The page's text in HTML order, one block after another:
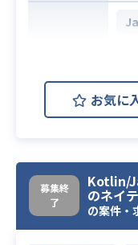
業務内容
た
っ
・
て
お気に
募集終
了
Kotlin/
のネイ
の案件・